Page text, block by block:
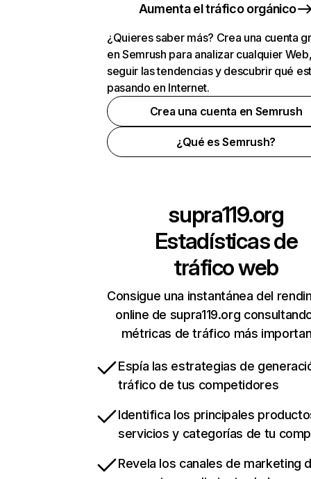
Aumenta el tráfico orgánico
¿Quieres saber más? Crea una cuenta
en Semrush para analizar cualquier
seguir las tendencias y descubrir qué
pasando en Internet.
Crea una cuenta en Semrush
¿Qué es Semrush?
supra119.org
Estadísticas de
tráfico web
Consigue una instantánea del
online de supra119.org
métricas de tráfico más
Espía las estrategias de
tráfico de tus competidores
Identifica los principales
servicios y categorías de tu
Revela los canales de marketing